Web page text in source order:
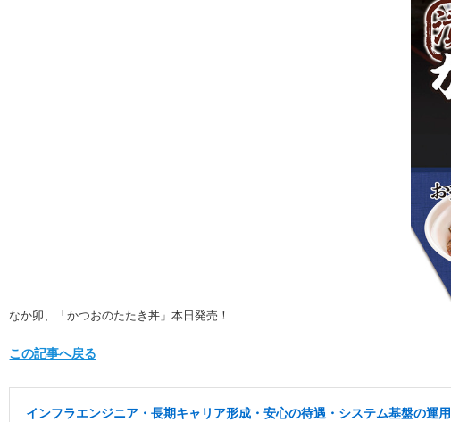
なか卯、「かつおのたたき丼」本日発売！
この記事へ戻る
インフラエンジニア・長期キャリア形成・安心の待遇・システム基盤の運用